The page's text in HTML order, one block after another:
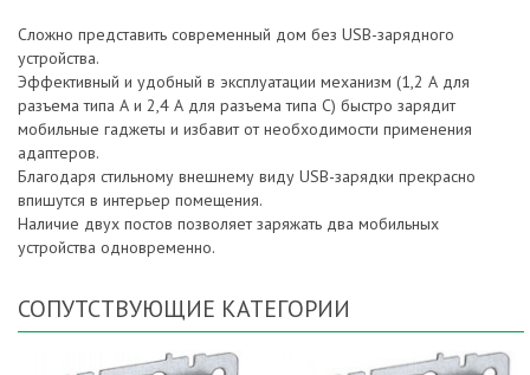
Сложно представить современный дом без USB-зарядного
устройства.
Эффективный и удобный в эксплуатации механизм (1,2 А для
разъема типа А и 2,4 А для разъема типа С) быстро зарядит
мобильные гаджеты и избавит от необходимости применения
адаптеров.
Благодаря стильному внешнему виду USB-зарядки прекрасно
впишутся в интерьер помещения.
Наличие двух постов позволяет заряжать два мобильных
устройства одновременно.
СОПУТСТВУЮЩИЕ КАТЕГОРИИ